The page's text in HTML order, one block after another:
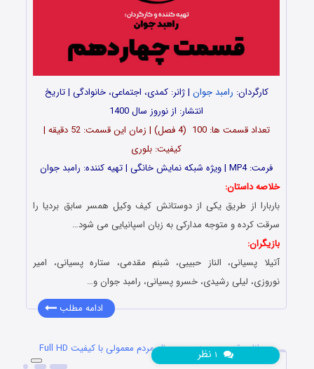
کارگردان: رامبد جوان | ژانر: کمدی، اجتماعی، خانوادگی | تاریخ
انتشار: از نوروز سال 1400
تعداد قسمت ها: 100 (4 فصل) | زمان این قسمت: 52 دقیقه |
کیفیت: بلوری
فرمت: MP4 | ویژه شبکه نمایش خانگی | تهیه کننده: رامبد جوان
خلاصه داستان:
باربارا از طریق یکی از دوستانش کیف وکیل همسر سابق بردیا را
سرقت کرده و متوجه مدارکی به زبان اسپانیایی می شود…
بازیگران:
آتیلا پسیانی، الناز حبیبی، شبنم مقدمی، ستاره پسیانی، امیر
نوروزی، لیلی رشیدی، خسرو پسیانی، رامبد جوان و…
ادامه مطلب
دانلود قسمت سیزدهم سریال مردم معمولی با کیفیت Full HD
نظر